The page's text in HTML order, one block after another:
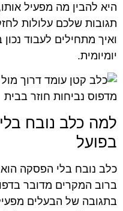
היא להבין מה מפעיל
תגובות שלכם עלולות
ואיך מתחילים לעבוד
יומיומית.
למה כלב נובח
בפועל
כלב נובח בלי הפסקה
ברוב המקרים מדובר
בתגובה של הבעלים